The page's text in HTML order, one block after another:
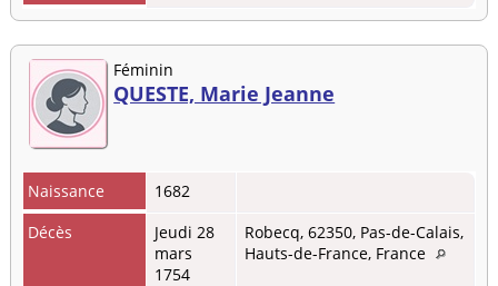
Féminin
QUESTE, Marie Jeanne
Naissance
1682
Décès
Jeudi 28
mars
1754
Robecq, 62350, Pas-de-Calais,
Hauts-de-France, France